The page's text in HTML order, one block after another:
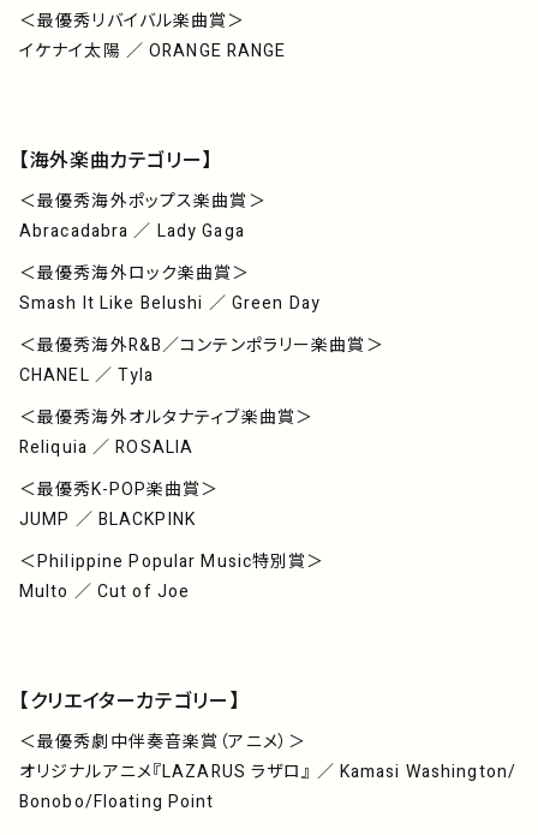
＜最優秀リバイバル楽曲賞＞
イケナイ太陽 ／ ORANGE RANGE
【海外楽曲カテゴリー】
＜最優秀海外ポップス楽曲賞＞
Abracadabra ／ Lady Gaga
＜最優秀海外ロック楽曲賞＞
Smash It Like Belushi ／ Green Day
＜最優秀海外R&B／コンテンポラリー楽曲賞＞
CHANEL ／ Tyla
＜最優秀海外オルタナティブ楽曲賞＞
Reliquia ／ ROSALIA
＜最優秀K-POP楽曲賞＞
JUMP ／ BLACKPINK
＜Philippine Popular Music特別賞＞
Multo ／ Cut of Joe
【クリエイターカテゴリー】
＜最優秀劇中伴奏音楽賞（アニメ）＞
オリジナルアニメ『LAZARUS ラザロ』 ／ Kamasi Washington/
Bonobo/Floating Point